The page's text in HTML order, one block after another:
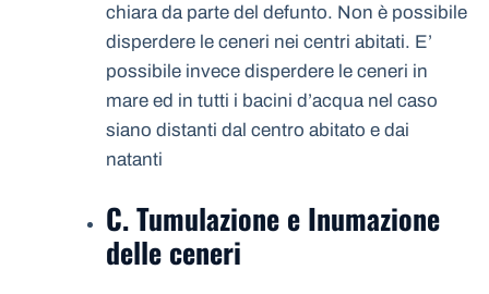
chiara da parte del defunto. Non è possibile
disperdere le ceneri nei centri abitati. E’
possibile invece disperdere le ceneri in
mare ed in tutti i bacini d’acqua nel caso
siano distanti dal centro abitato e dai
natanti
C. Tumulazione e Inumazione
delle ceneri